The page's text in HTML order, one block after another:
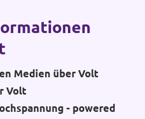
Medien über Volt
Volt
- powered